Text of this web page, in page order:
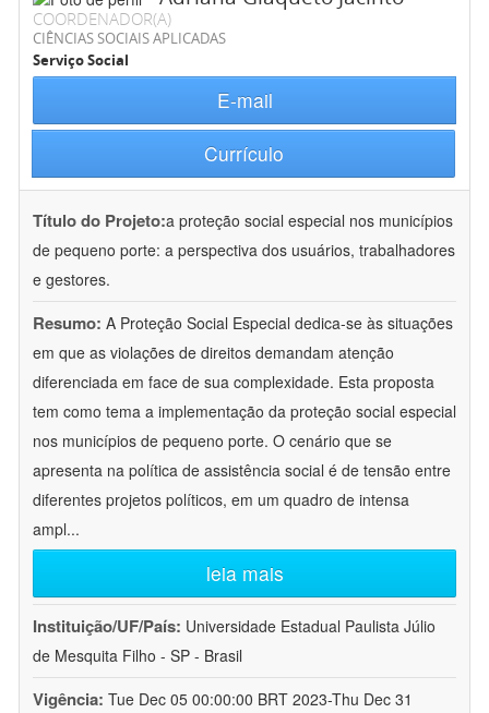
COORDENADOR(A)
CIÊNCIAS SOCIAIS APLICADAS
Serviço Social
E-mail
Currículo
Título do Projeto:a proteção social especial nos municípios
de pequeno porte: a perspectiva dos usuários, trabalhadores
e gestores.
Resumo: A Proteção Social Especial dedica-se às situações
em que as violações de direitos demandam atenção
diferenciada em face de sua complexidade. Esta proposta
tem como tema a implementação da proteção social especial
nos municípios de pequeno porte. O cenário que se
apresenta na política de assistência social é de tensão entre
diferentes projetos políticos, em um quadro de intensa
ampl...
leia mais
Instituição/UF/País: Universidade Estadual Paulista Júlio
de Mesquita Filho - SP - Brasil
Vigência: Tue Dec 05 00:00:00 BRT 2023-Thu Dec 31